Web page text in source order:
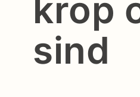
krop
sind